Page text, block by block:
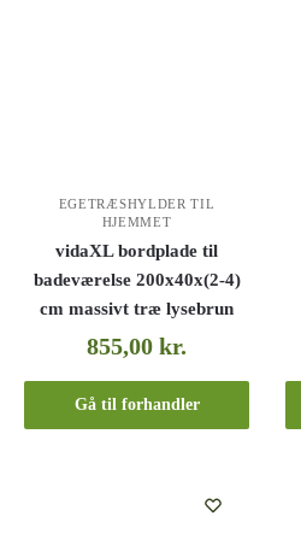
EGETRÆSHYLDER TIL
HJEMMET
vidaXL bordplade til
badeværelse 200x40x(2-4)
cm massivt træ lysebrun
855,00kr.
Gå til forhandler